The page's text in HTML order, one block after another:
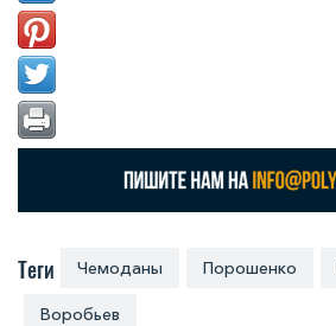
Теги Чемоданы Порошенко
Воробьев